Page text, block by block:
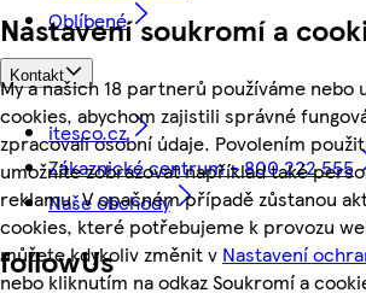
Nastavení soukromí a
My a našich 18 partnerů používáme nebo
cookies, abychom zajistili správné
zpracovali osobní údaje. Povolením
umožníte zobrazovat například také
reklamu. V opačném případě zůstanou
cookies, které potřebujeme k provozu
můžete kdykoliv změnit v Nastavení
nebo kliknutím na odkaz Soukromí a
Oblíbené
Kontakt
itesco.cz
Zákaznické centrum - 800 222 555
Naše obchody
followUs